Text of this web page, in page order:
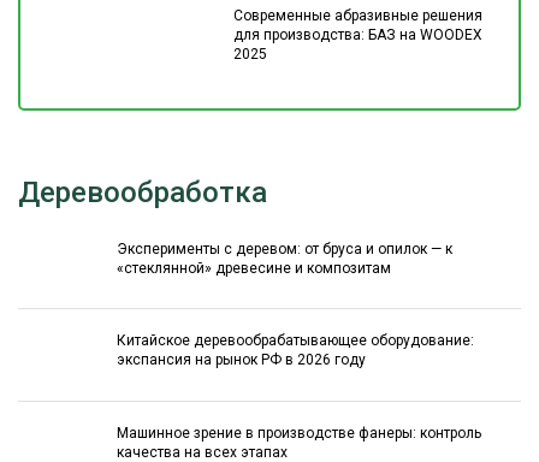
Современные абразивные решения
для производства: БАЗ на WOODEX
2025
Деревообработка
Эксперименты с деревом: от бруса и опилок — к
«стеклянной» древесине и композитам
Китайское деревообрабатывающее оборудование:
экспансия на рынок РФ в 2026 году
Машинное зрение в производстве фанеры: контроль
качества на всех этапах